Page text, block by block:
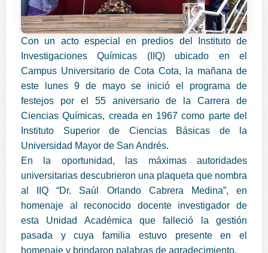
Con un acto especial en predios del Instituto de
Investigaciones Químicas (IIQ) ubicado en el
Campus Universitario de Cota Cota, la mañana de
este lunes 9 de mayo se inició el programa de
festejos por el 55 aniversario de la Carrera de
Ciencias Químicas, creada en 1967 como parte del
Instituto Superior de Ciencias Básicas de la
Universidad Mayor de San Andrés.
En la oportunidad, las máximas autoridades
universitarias descubrieron una plaqueta que nombra
al IIQ “Dr. Saúl Orlando Cabrera Medina”, en
homenaje al reconocido docente investigador de
esta Unidad Académica que falleció la gestión
pasada y cuya familia estuvo presente en el
homenaje y brindaron palabras de agradecimiento.